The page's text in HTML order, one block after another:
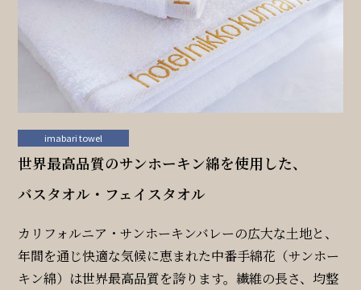
imabari towel
世界最高品質のサンホーキン綿を使用した、
バスタオル・フェイスタオル
カリフォルニア・サンホーキンバレーの広大な土地と、
年間を通じ快適な気候に恵まれた中番手綿花（サンホー
キン綿）は世界最高品質を誇ります。繊維の長さ、均整